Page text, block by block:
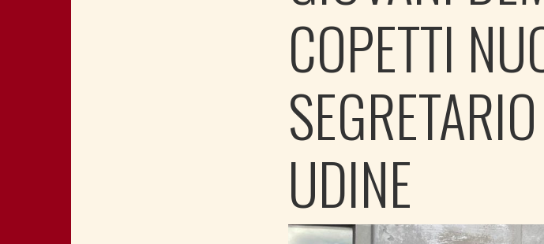
COPETTI
UDINE